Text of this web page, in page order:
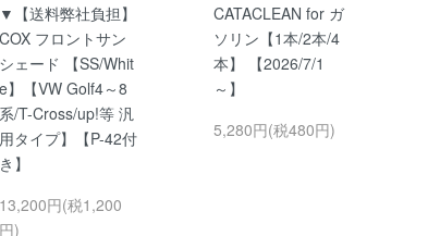
▼【送料弊社負担】
COX フロントサン
シェード 【SS/Whit
e】【VW Golf4～8
系/T-Cross/up!等 汎
用タイプ】【P-42付
き】
13,200円(税1,200
円)
CATACLEAN for ガ
ソリン【1本/2本/4
本】 【2026/7/1
～】
5,280円(税480円)